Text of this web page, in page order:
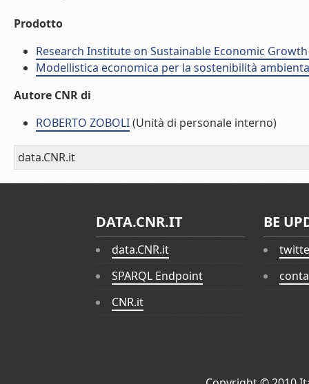
Prodotto
Research Institute on Sustainable Economic Growth
Modellistica economica per la sostenibilità
Autore CNR di
ROBERTO ZOBOLI(Unità di personale interno)
data.CNR.it
DATA.CNR.IT
data.CNR.it
SPARQL Endpoint
CNR.it
BE